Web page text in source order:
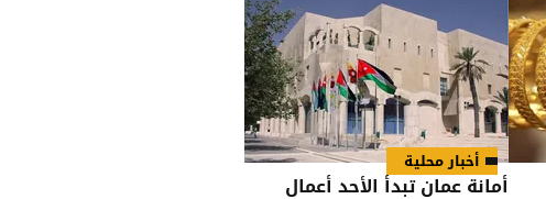
أخبار محلية
أمانة عمان تبدأ الأحد أعمال